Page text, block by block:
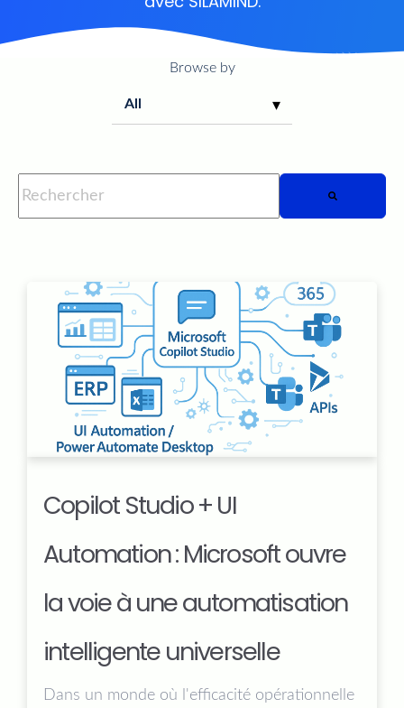
Browse by
Copilot Studio + UI
Automation : Microsoft ouvre
la voie à une automatisation
intelligente universelle
Dans un monde où l'efficacité opérationnelle